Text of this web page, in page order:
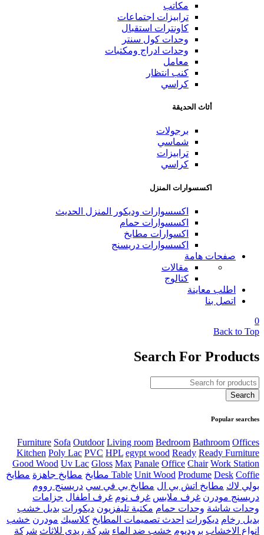
مكاتب
ترابيزات اجتماعات
كاونترات استقبال
وحدات كول سنتر
وحدات ادراج ومكتبات
معامل
كنب انتظار
كراسي
أثاث الحديقة
برجولات
شماسي
ترابيزات
كراسي
اكسسوارات المنزل
اكسسوارات وديكور المنزل الحديث
اكسسوارات حمام
اكسوارات مطابخ
اكسسوارات دريسنج
صفحات هامة
مقالات
كتالوج
اطلب معاينة
اتصل بنا
0
Back to Top
Search For Products
Popular searches
Furniture Sofa Outdoor Living room Bedroom Bathroom Offices
Kitchen Poly Lac PVC HPL egypt wood Ready Ready Furniture
Good Wood Uv Lac Gloss Max Panale Office Chair Work Station
Table Unit Wood Produme Desk Coffie مطابخ مطابخ جاهزة مطابخ
بولي لاك مطابخ اتش بي ال مطابخ بي في سي دريسنج رووم
دريسنج مودرن غرف ملابس غرف نوم غرف اطفال جزامات
وحدات شاشة وحدات حمام مكتبة تليفزيون ديكورات بديل خشب
بديل رخام ديكورات احدث تصميمات المطابخ كلاسيك مودرن خشب
انواع الاخشاب بروديوم خشب ضد الماء شركة ريدي للاثاث شركة